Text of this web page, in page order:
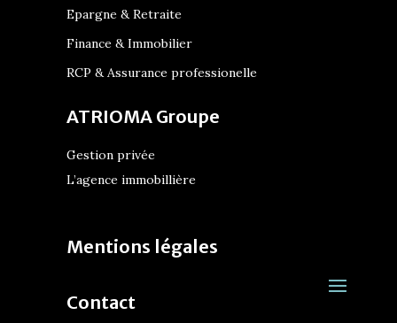
Epargne & Retraite
Finance & Immobilier
RCP & Assurance professionelle
ATRIOMA Groupe
Gestion privée
L’agence immobillière
Mentions légales
Contact